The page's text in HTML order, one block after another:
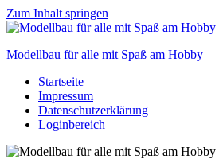
Zum Inhalt springen
Modellbau für alle mit Spaß am Hobby
Scale
modelling
to
Startseite
Impressum
Datenschutzerklärung
Loginbereich